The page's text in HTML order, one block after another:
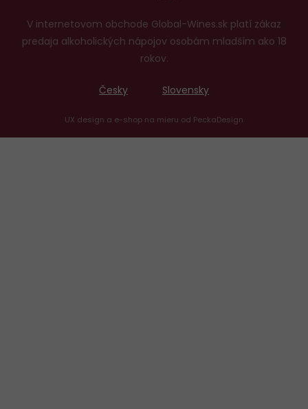
V internetovom obchode Global-Wines.sk platí zákaz
predaja alkoholických nápojov osobám mladším ako 18
rokov.
Česky Slovensky
UX design a e-shop na mieru od PeckaDesign